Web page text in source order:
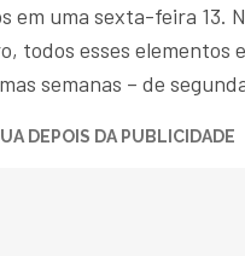
em uma sexta-feira 13.
todos esses elementos
semanas – de
DEPOIS DA PUBLICIDADE